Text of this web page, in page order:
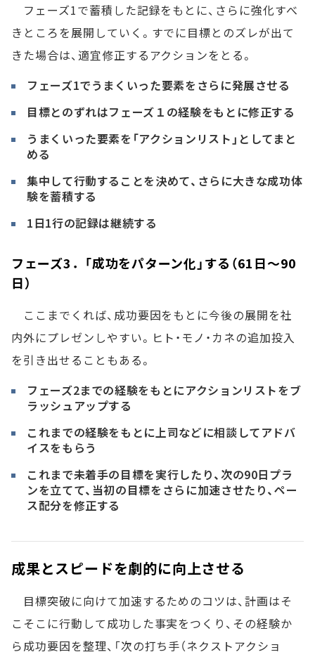
フェーズ1で蓄積した記録をもとに、さらに強化すべ
きところを展開していく。すでに目標とのズレが出て
きた場合は、適宜修正するアクションをとる。
フェーズ1でうまくいった要素をさらに発展させる
目標とのずれはフェーズ１の経験をもとに修正する
うまくいった要素を「アクションリスト」としてまと
める
集中して行動することを決めて、さらに大きな成功体
験を蓄積する
1日1行の記録は継続する
フェーズ3．「成功をパターン化」する（61日～90
日）
ここまでくれば、成功要因をもとに今後の展開を社
内外にプレゼンしやすい。ヒト・モノ・カネの追加投入
を引き出せることもある。
フェーズ2までの経験をもとにアクションリストをブ
ラッシュアップする
これまでの経験をもとに上司などに相談してアドバ
イスをもらう
これまで未着手の目標を実行したり、次の90日プラ
ンを立てて、当初の目標をさらに加速させたり、ペー
ス配分を修正する
成果とスピードを劇的に向上させる
目標突破に向けて加速するためのコツは、計画はそ
こそこに行動して成功した事実をつくり、その経験か
ら成功要因を整理、「次の打ち手（ネクストアクショ